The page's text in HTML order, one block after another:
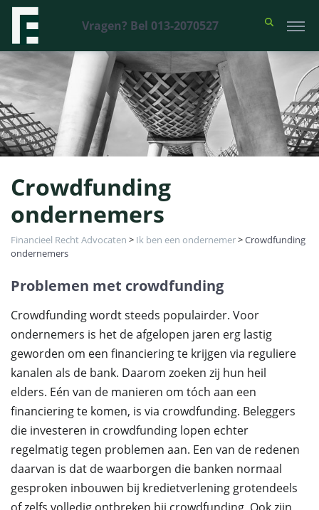
Vragen? Bel 013-2070527
Crowdfunding
ondernemers
Financieel Recht Advocaten > Ik ben een ondernemer>Crowdfunding
ondernemers
Problemen met crowdfunding
Crowdfunding wordt steeds populairder. Voor
ondernemers is het de afgelopen jaren erg lastig
geworden om een financiering te krijgen via reguliere
kanalen als de bank. Daarom zoeken zij hun heil
elders. Eén van de manieren om tóch aan een
financiering te komen, is via crowdfunding. Beleggers
die investeren in crowdfunding lopen echter
regelmatig tegen problemen aan. Een van de redenen
daarvan is dat de waarborgen die banken normaal
gesproken inbouwen bij kredietverlening grotendeels